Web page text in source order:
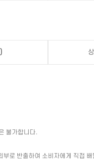
불가합니다.
로 반출하여 소비자에게 직접